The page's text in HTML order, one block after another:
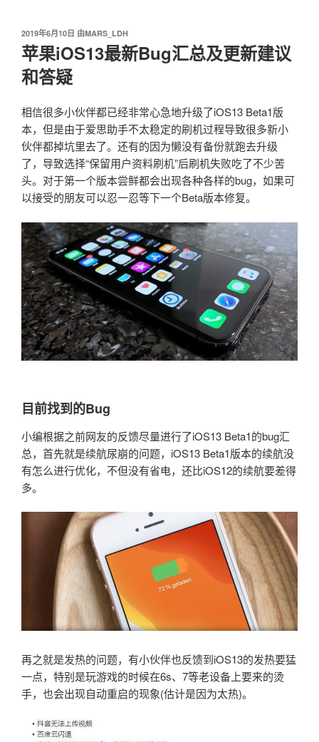
发
布
于
2019年6月10日 由MARS_LDH
苹果iOS13最新Bug汇总及更新建议
和答疑
相信很多小伙伴都已经非常心急地升级了iOS13 Beta1版
本，但是由于爱思助手不太稳定的刷机过程导致很多新小
伙伴都掉坑里去了。还有的因为懒没有备份就跑去升级
了，导致选择“保留用户资料刷机”后刷机失败吃了不少苦
头。对于第一个版本尝鲜都会出现各种各样的bug，如果可
以接受的朋友可以忍一忍等下一个Beta版本修复。
目前找到的Bug
小编根据之前网友的反馈尽量进行了iOS13 Beta1的bug汇
总，首先就是续航尿崩的问题，iOS13 Beta1版本的续航没
有怎么进行优化，不但没有省电，还比iOS12的续航要差得
多。
再之就是发热的问题，有小伙伴也反馈到iOS13的发热要猛
一点，特别是玩游戏的时候在6s、7等老设备上要来的烫
手，也会出现自动重启的现象(估计是因为太热)。